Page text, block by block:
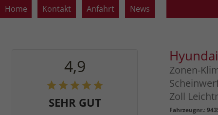
Home Kontakt Anfahrt News
Zonen-
Zoll
Fahrzeugnr.:
4,9
SEHR GUT